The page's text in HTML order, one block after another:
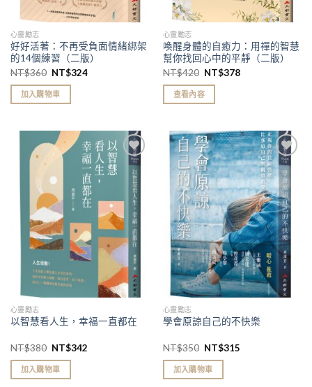
心靈勵志
好好活著：不再受負面情緒綁架
的14個練習（二版）
NT$360 NT$324
加入購物車
心靈勵志
喚醒身體的自癒力：用禪的智慧
幫你找回心中的平靜（二版）
NT$420 NT$378
查看內容
加入
「願
望清
單」
心靈勵志
以智慧看人生，幸福一直都在
NT$380 NT$342
加入購物車
加入
「願
望清
單」
心靈勵志
學會原諒自己的不快樂
NT$350 NT$315
加入購物車